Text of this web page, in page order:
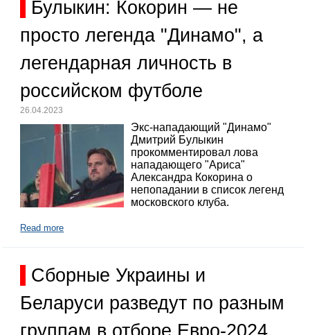
Булыкин: Кокорин — не
просто легенда "Динамо", а
легендарная личность в
российском футболе
26.04.2023
Экс-нападающий "Динамо"
Дмитрий Булыкин
прокомментировал лова
нападающего "Ариса"
Александра Кокорина о
непопадании в список легенд
московского клуба.
Read more
Сборные Украины и
Беларуси разведут по разным
группам в отборе Евро-2024.